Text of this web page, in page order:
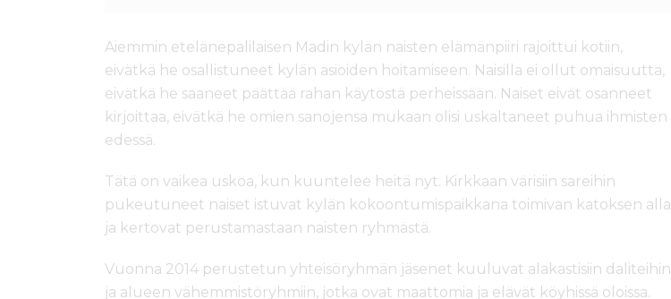
Aiemmin etelänepalilaisen Madin kylän naisten elämänpiiri rajoittui kotiin,
eivätkä he osallistuneet kylän asioiden hoitamiseen. Naisilla ei ollut omaisuutta,
eivätkä he saaneet päättää rahan käytöstä perheissään. Naiset eivät osanneet
kirjoittaa, eivätkä he omien sanojensa mukaan olisi uskaltaneet puhua ihmisten
edessä.
Tätä on vaikea uskoa, kun kuuntelee heitä nyt. Kirkkaan värisiin sareihin
pukeutuneet naiset istuvat kylän kokoontumispaikkana toimivan katoksen alla
ja kertovat perustamastaan naisten ryhmästä.
Vuonna 2014 perustetun yhteisöryhmän jäsenet kuuluvat alakastisiin daliteihin
ja alueen vähemmistöryhmiin, jotka ovat maattomia ja elävät köyhissä oloissa.